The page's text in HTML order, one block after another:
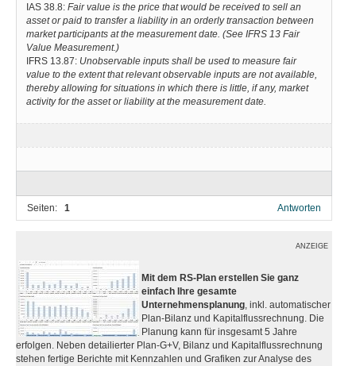
IAS 38.8: Fair value is the price that would be received to sell an
asset or paid to transfer a liability in an orderly transaction between
market participants at the measurement date. (See IFRS 13 Fair
Value Measurement.)
IFRS 13.87: Unobservable inputs shall be used to measure fair
value to the extent that relevant observable inputs are not available,
thereby allowing for situations in which there is little, if any, market
activity for the asset or liability at the measurement date.
Seiten: 1 Antworten
ANZEIGE
Mit dem RS-Plan erstellen Sie ganz
einfach Ihre gesamte
Unternehmensplanung , inkl. automatischer
Plan-Bilanz und Kapitalflussrechnung. Die
Planung kann für insgesamt 5 Jahre
erfolgen. Neben detailierter Plan-G+V, Bilanz und Kapitalflussrechnung
stehen fertige Berichte mit Kennzahlen und Grafiken zur Analyse des